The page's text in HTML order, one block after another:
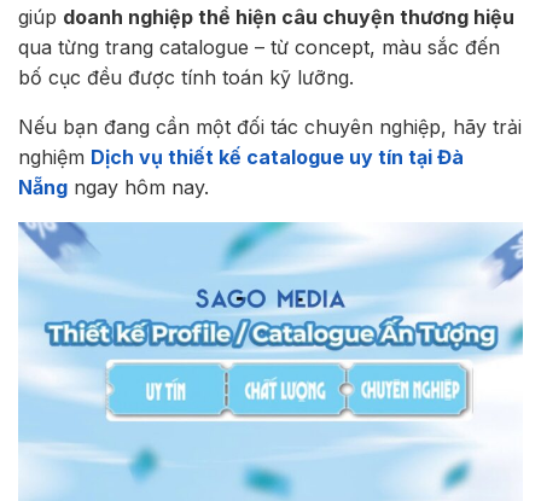
giúp doanh nghiệp thể hiện câu chuyện thương hiệu
qua từng trang catalogue – từ concept, màu sắc đến
bố cục đều được tính toán kỹ lưỡng.
Nếu bạn đang cần một đối tác chuyên nghiệp, hãy trải
nghiệm Dịch vụ thiết kế catalogue uy tín tại Đà
Nẵng ngay hôm nay.